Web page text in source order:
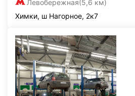
Левобережная(5,6 км)
Химки, ш Нагорное, 2к7